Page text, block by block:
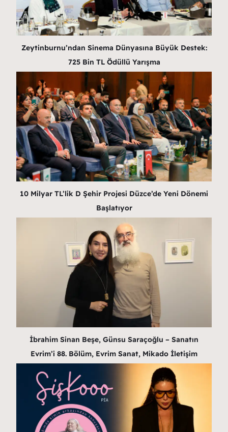
Zeytinburnu’ndan Sinema Dünyasına Büyük Destek:
725 Bin TL Ödüllü Yarışma
10 Milyar TL’lik D Şehir Projesi Düzce’de Yeni Dönemi
Başlatıyor
İbrahim Sinan Beşe, Günsu Saraçoğlu – Sanatın
Evrim’i 88. Bölüm, Evrim Sanat, Mikado İletişim